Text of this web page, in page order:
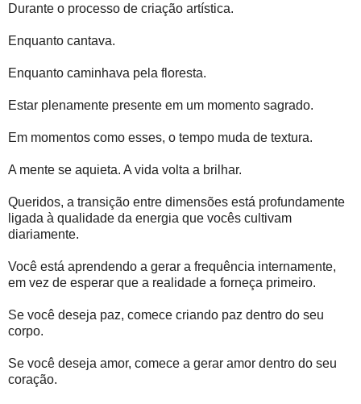
Durante o processo de criação artística.
Enquanto cantava.
Enquanto caminhava pela floresta.
Estar plenamente presente em um momento sagrado.
Em momentos como esses, o tempo muda de textura.
A mente se aquieta. A vida volta a brilhar.
Queridos, a transição entre dimensões está profundamente
ligada à qualidade da energia que vocês cultivam
diariamente.
Você está aprendendo a gerar a frequência internamente,
em vez de esperar que a realidade a forneça primeiro.
Se você deseja paz, comece criando paz dentro do seu
corpo.
Se você deseja amor, comece a gerar amor dentro do seu
coração.